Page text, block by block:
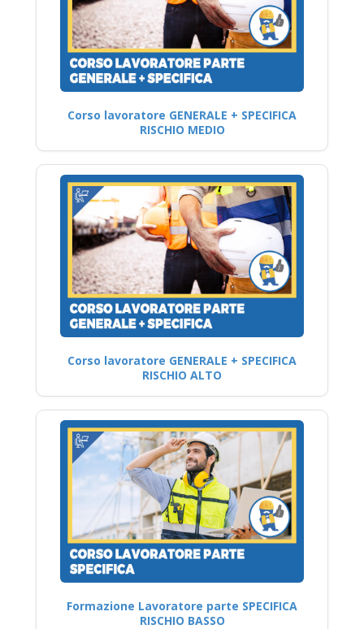
Corso lavoratore GENERALE + SPECIFICA
RISCHIO MEDIO
Corso lavoratore GENERALE + SPECIFICA
RISCHIO ALTO
Formazione Lavoratore parte SPECIFICA
RISCHIO BASSO